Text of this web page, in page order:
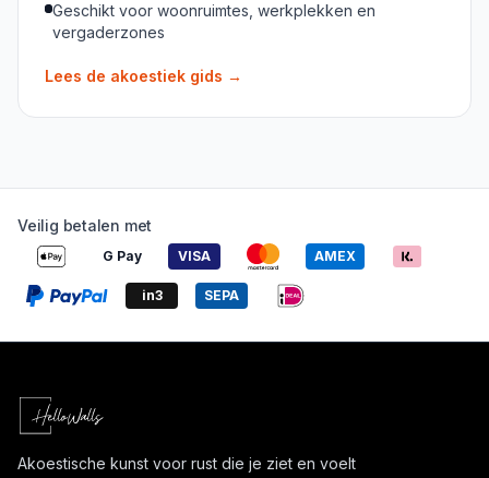
Geschikt voor woonruimtes, werkplekken en
vergaderzones
Lees de akoestiek gids →
Veilig betalen met
G Pay VISA AMEX
in3 SEPA
Akoestische kunst voor rust die je ziet en voelt